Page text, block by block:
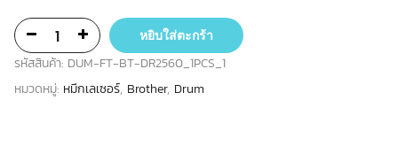
หยิบใส่ตะกร้า
รหัสสินค้า: DUM-FT-BT-DR2560_1PCS_1
หมวดหมู่: หมึกเลเซอร์, Brother, Drum